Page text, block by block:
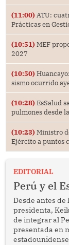
(11:00) ATU:
Prácticas en
(10:51) MEF
2027
(10:50)
sismo ocurrido
(10:28) EsSalud
pulmones desde
(10:23) Ministro
Ejército a puntos
EDITORIAL
Perú y el
Desde antes de
presidenta,
de integrar al
presentada en